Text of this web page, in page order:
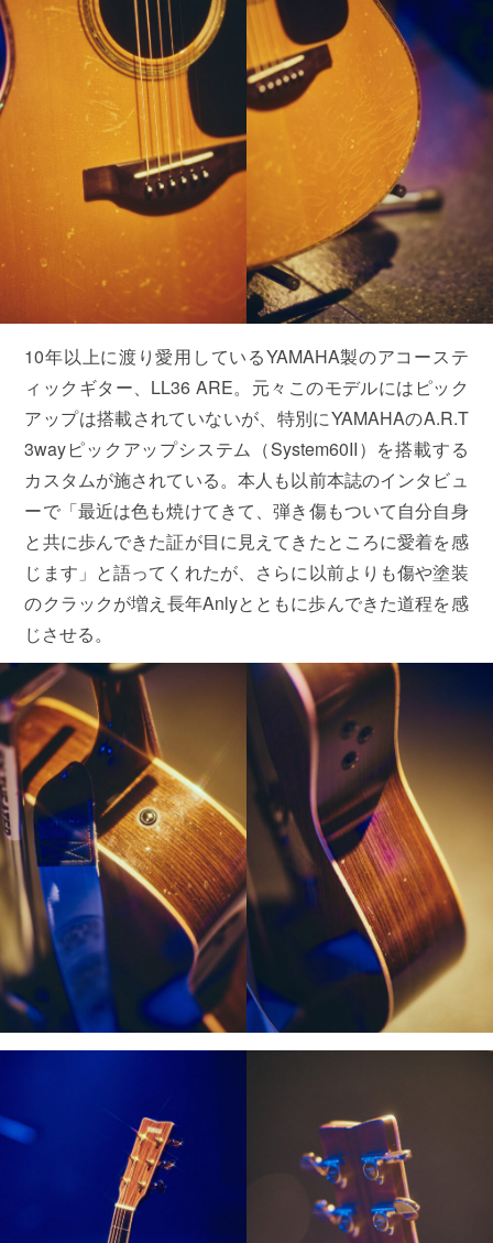
10年以上に渡り愛用しているYAMAHA製のアコーステ
ィックギター、LL36 ARE。元々このモデルにはピック
アップは搭載されていないが、特別にYAMAHAのA.R.T
3wayピックアップシステム（System60II）を搭載する
カスタムが施されている。本人も以前本誌のインタビュ
ーで「最近は色も焼けてきて、弾き傷もついて自分自身
と共に歩んできた証が目に見えてきたところに愛着を感
じます」と語ってくれたが、さらに以前よりも傷や塗装
のクラックが増え長年Anlyとともに歩んできた道程を感
じさせる。